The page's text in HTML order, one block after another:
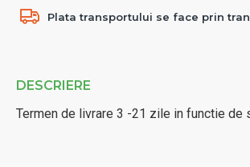
DESCRIERE
Termen de livrare 3 -21 zile in functie de
Plata transportului se face prin